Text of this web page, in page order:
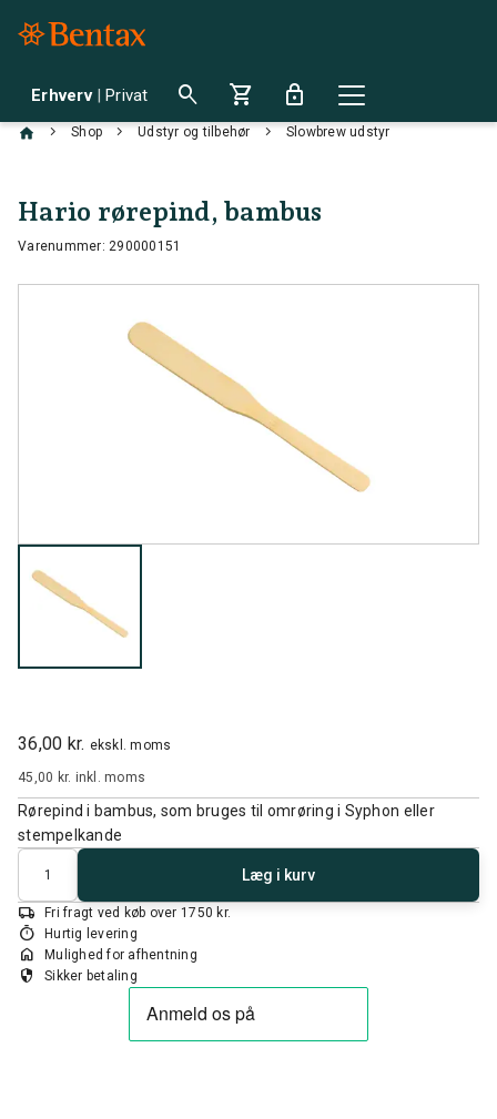
Erhverv | Privat search shopping_cart lock
chevron_right Shop chevron_right Udstyr og tilbehør chevron_right Slowbrew udstyr
Hario rørepind, bambus
Varenummer: 290000151
36,00 kr. ekskl. moms
45,00 kr. inkl. moms
Rørepind i bambus, som bruges til omrøring i Syphon eller
stempelkande
Antal
Læg i kurv
local_shipping Fri fragt ved køb over 1750 kr.
timer Hurtig levering
home Mulighed for afhentning
security Sikker betaling